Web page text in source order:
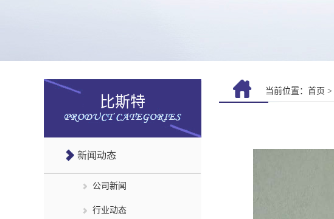
比斯特
新闻动态
公司新闻
行业动态
当前位置： 首页 >